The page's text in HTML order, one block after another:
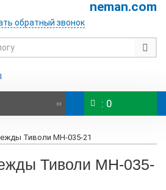
обратный звонок
: 0
Тиволи МН-035-21
Тиволи МН-035-